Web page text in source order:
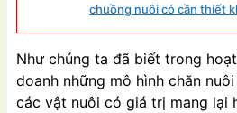
chuồng nuôi có cần thiết
Như chúng ta đã biết trong
doanh những mô hình chăn
các vật nuôi có giá trị mang lại